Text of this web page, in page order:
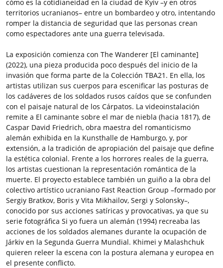
cómo es la cotidianeidad en la ciudad de Kyiv –y en otros
territorios ucranianos– entre un bombardeo y otro, intentando
romper la distancia de seguridad que las personas crean
como espectadores ante una guerra televisada.
La exposición comienza con The Wanderer [El caminante]
(2022), una pieza producida poco después del inicio de la
invasión que forma parte de la Colección TBA21. En ella, los
artistas utilizan sus cuerpos para escenificar las posturas de
los cadáveres de los soldados rusos caídos que se confunden
con el paisaje natural de los Cárpatos. La videoinstalación
remite a El caminante sobre el mar de niebla (hacia 1817), de
Caspar David Friedrich, obra maestra del romanticismo
alemán exhibida en la Kunsthalle de Hamburgo, y, por
extensión, a la tradición de apropiación del paisaje que define
la estética colonial. Frente a los horrores reales de la guerra,
los artistas cuestionan la representación romántica de la
muerte. El proyecto establece también un guiño a la obra del
colectivo artístico ucraniano Fast Reaction Group –formado por
Sergiy Bratkov, Boris y Vita Mikhailov, Sergi y Solonsky–,
conocido por sus acciones satíricas y provocativas, ya que su
serie fotográfica Si yo fuera un alemán (1994) recreaba las
acciones de los soldados alemanes durante la ocupación de
Járkiv en la Segunda Guerra Mundial. Khimei y Malashchuk
quieren releer la escena con la postura alemana y europea en
el presente conflicto.